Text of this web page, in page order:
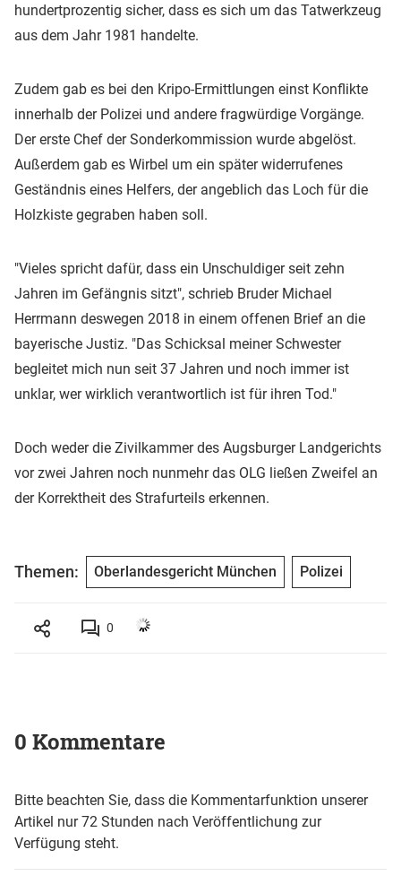
hundertprozentig sicher, dass es sich um das Tatwerkzeug
aus dem Jahr 1981 handelte.
Zudem gab es bei den Kripo-Ermittlungen einst Konflikte
innerhalb der Polizei und andere fragwürdige Vorgänge.
Der erste Chef der Sonderkommission wurde abgelöst.
Außerdem gab es Wirbel um ein später widerrufenes
Geständnis eines Helfers, der angeblich das Loch für die
Holzkiste gegraben haben soll.
"Vieles spricht dafür, dass ein Unschuldiger seit zehn
Jahren im Gefängnis sitzt", schrieb Bruder Michael
Herrmann deswegen 2018 in einem offenen Brief an die
bayerische Justiz. "Das Schicksal meiner Schwester
begleitet mich nun seit 37 Jahren und noch immer ist
unklar, wer wirklich verantwortlich ist für ihren Tod."
Doch weder die Zivilkammer des Augsburger Landgerichts
vor zwei Jahren noch nunmehr das OLG ließen Zweifel an
der Korrektheit des Strafurteils erkennen.
Themen: Oberlandesgericht München Polizei
0
0 Kommentare
Bitte beachten Sie, dass die Kommentarfunktion unserer
Artikel nur 72 Stunden nach Veröffentlichung zur
Verfügung steht.